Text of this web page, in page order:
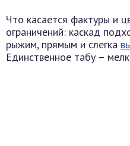
Что касается фактуры и
ограничений: каскад
рыжим, прямым и слегка
Единственное табу –